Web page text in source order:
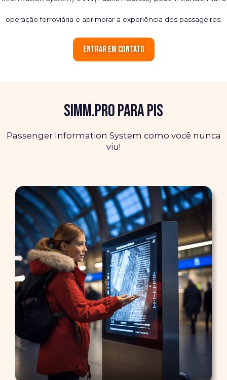
operação ferroviária e aprimorar a experiência dos passageiros.
Entrar em contato
SIMM.PRO para PIS
Passenger Information System como você nunca
viu!